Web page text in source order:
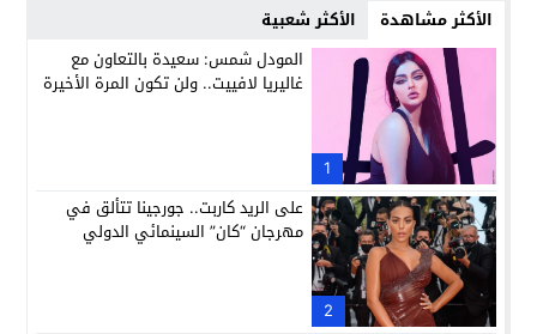
الأكثر مشاهدة الأكثر شعبية
1
المودل شمس: سعيدة بالتعاون مع
غاليريا لافييت.. ولن تكون المرة الأخيرة
2
على الريد كاربت.. جورجينا تتألق في
مهرجان “كان” السينمائي الدولي